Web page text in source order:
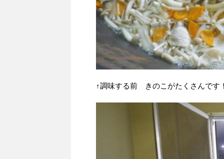
↑調味する前 きのこがたくさんです